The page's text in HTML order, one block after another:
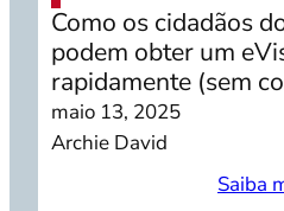
Como os cidadãos
podem obter um
rapidamente (sem
maio 13, 2025
Archie David
Saiba